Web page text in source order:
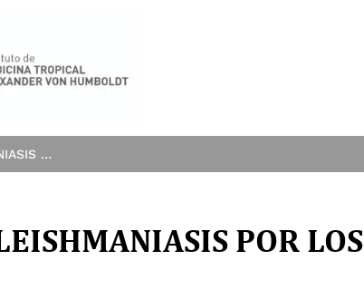
EL MANEJO DE LEISHMANIASIS POR LOS ESPECIALISTAS
POR LOS